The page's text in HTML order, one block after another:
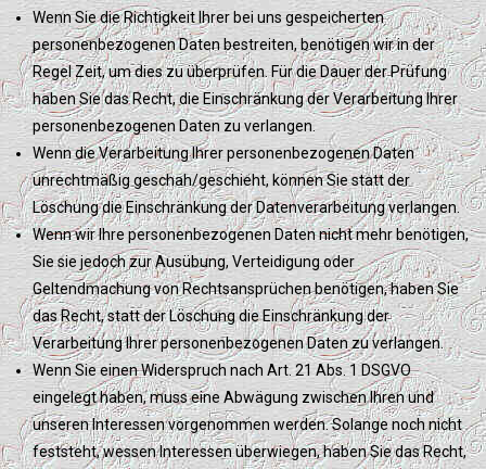
Wenn Sie die Richtigkeit Ihrer bei uns gespeicherten
personenbezogenen Daten bestreiten, benötigen wir in der
Regel Zeit, um dies zu überprüfen. Für die Dauer der Prüfung
haben Sie das Recht, die Einschränkung der Verarbeitung Ihrer
personenbezogenen Daten zu verlangen.
Wenn die Verarbeitung Ihrer personenbezogenen Daten
unrechtmäßig geschah/geschieht, können Sie statt der
Löschung die Einschränkung der Datenverarbeitung verlangen.
Wenn wir Ihre personenbezogenen Daten nicht mehr benötigen,
Sie sie jedoch zur Ausübung, Verteidigung oder
Geltendmachung von Rechtsansprüchen benötigen, haben Sie
das Recht, statt der Löschung die Einschränkung der
Verarbeitung Ihrer personenbezogenen Daten zu verlangen.
Wenn Sie einen Widerspruch nach Art. 21 Abs. 1 DSGVO
eingelegt haben, muss eine Abwägung zwischen Ihren und
unseren Interessen vorgenommen werden. Solange noch nicht
feststeht, wessen Interessen überwiegen, haben Sie das Recht,